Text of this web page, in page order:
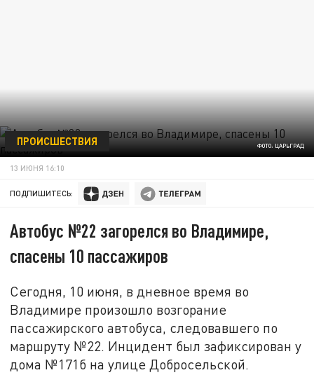
ФОТО: ЦАРЬГРАД
ПРОИСШЕСТВИЯ
13 ИЮНЯ 16:10
ПОДПИШИТЕСЬ:
Автобус №22 загорелся во Владимире,
спасены 10 пассажиров
Сегодня, 10 июня, в дневное время во
Владимире произошло возгорание
пассажирского автобуса, следовавшего по
маршруту №22. Инцидент был зафиксирован у
дома №171б на улице Добросельской.